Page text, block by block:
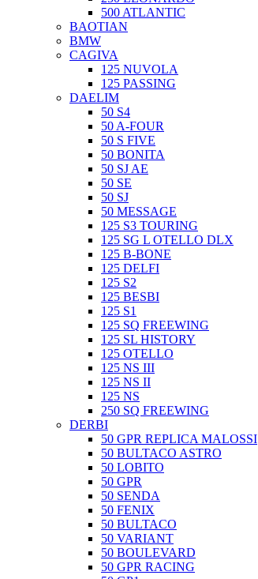
500 ATLANTIC
BAOTIAN
BMW
CAGIVA
125 NUVOLA
125 PASSING
DAELIM
50 S4
50 A-FOUR
50 S FIVE
50 BONITA
50 SJ AE
50 SE
50 SJ
50 MESSAGE
125 S3 TOURING
125 SG L OTELLO DLX
125 B-BONE
125 DELFI
125 S2
125 BESBI
125 S1
125 SQ FREEWING
125 SL HISTORY
125 OTELLO
125 NS III
125 NS II
125 NS
250 SQ FREEWING
DERBI
50 GPR REPLICA MALOSSI
50 BULTACO ASTRO
50 LOBITO
50 GPR
50 SENDA
50 FENIX
50 BULTACO
50 VARIANT
50 BOULEVARD
50 GPR RACING